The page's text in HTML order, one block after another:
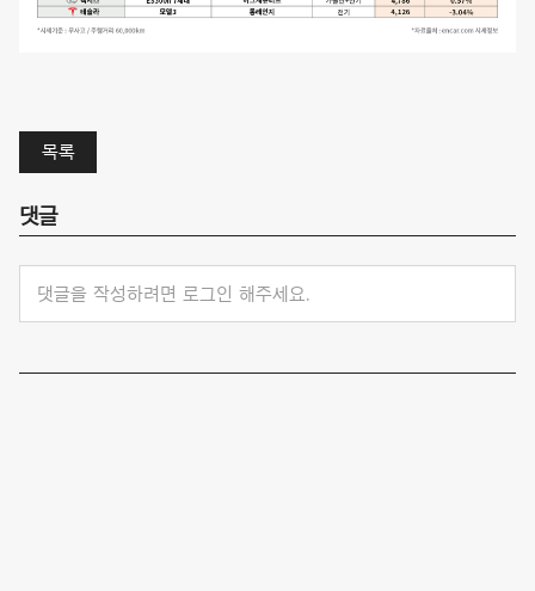
목록
댓글
댓글을 작성하려면 로그인 해주세요.